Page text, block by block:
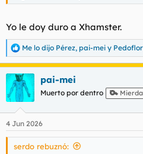
Yo le doy duro a Xhamster.
R
e
a
c
c
i
e
s
Me lo dijo Pérez, pai-mei y Pedoflor
pai-mei
Muerto por dentro
4 Jun 2026
serdo rebuznó: